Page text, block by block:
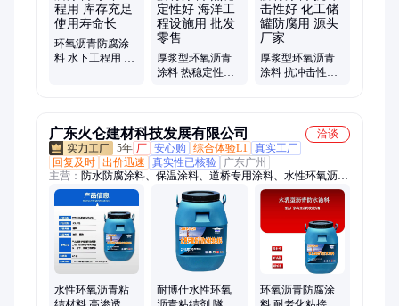
透结晶型防水、硅橡胶防腐防水涂料、乙烯基酯复合防腐防水、
LV高分子聚合物防腐、三防一体弹性防腐防水、改性硅氧烷高
性能防腐
环氧沥青防腐涂
料 水下工程用 库
厚浆型环氧沥青
涂料 热稳定性好
厚浆型环氧沥青
涂料 抗冲击性好
广东火仑建材科技发展有限公司
洽谈
5年 厂 安心购 综合体验L1 真实工厂
回复及时 出价迅速 真实性已核验
广东广州
主营： 防水防腐涂料、保温涂料、道桥专用涂料、水性环氧沥青
粘结防水、隔音涂料、屋顶防晒隔热漆
水性环氧沥青粘
耐博仕水性环氧
环氧沥青防腐涂